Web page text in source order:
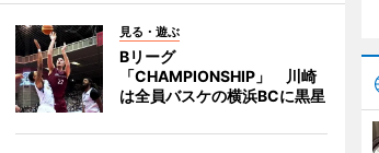
見る・遊ぶ
Bリーグ
「CHAMPIONSHIP」 川崎
は全員バスケの横浜BCに黒星